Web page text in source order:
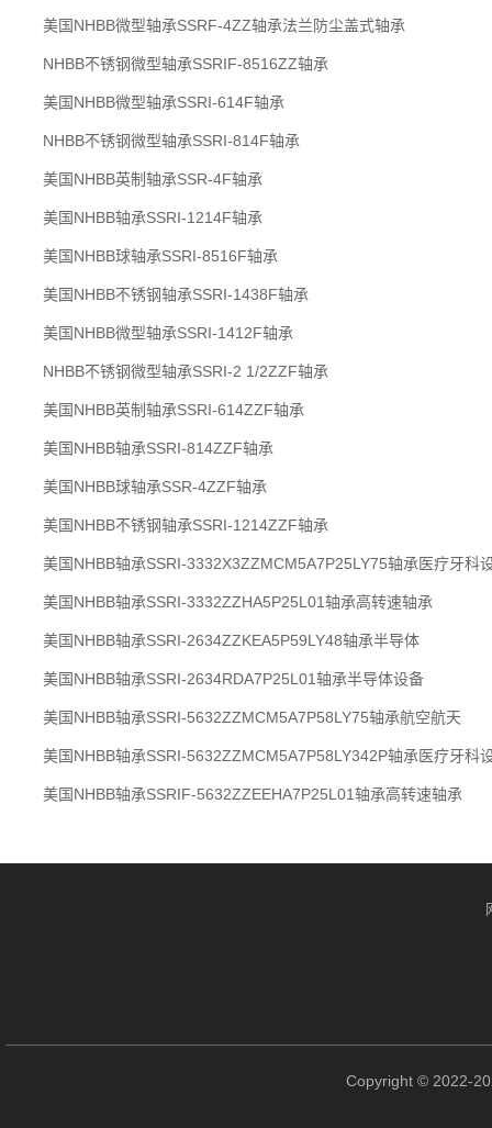
美国NHBB微型轴承SSRF-4ZZ轴承法兰防尘盖式轴承
NHBB不锈钢微型轴承SSRIF-8516ZZ轴承
美国NHBB微型轴承SSRI-614F轴承
NHBB不锈钢微型轴承SSRI-814F轴承
美国NHBB英制轴承SSR-4F轴承
美国NHBB轴承SSRI-1214F轴承
美国NHBB球轴承SSRI-8516F轴承
美国NHBB不锈钢轴承SSRI-1438F轴承
美国NHBB微型轴承SSRI-1412F轴承
NHBB不锈钢微型轴承SSRI-2 1/2ZZF轴承
美国NHBB英制轴承SSRI-614ZZF轴承
美国NHBB轴承SSRI-814ZZF轴承
美国NHBB球轴承SSR-4ZZF轴承
美国NHBB不锈钢轴承SSRI-1214ZZF轴承
美国NHBB轴承SSRI-3332X3ZZMCM5A7P25LY75轴承医疗牙科
美国NHBB轴承SSRI-3332ZZHA5P25L01轴承高转速轴承
美国NHBB轴承SSRI-2634ZZKEA5P59LY48轴承半导体
美国NHBB轴承SSRI-2634RDA7P25L01轴承半导体设备
美国NHBB轴承SSRI-5632ZZMCM5A7P58LY75轴承航空航天
美国NHBB轴承SSRI-5632ZZMCM5A7P58LY342P轴承医疗牙科
美国NHBB轴承SSRIF-5632ZZEEHA7P25L01轴承高转速轴承
Copyright © 2022-